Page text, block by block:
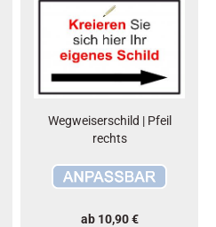
Wegweiserschild | Pfeil
rechts
ab 10,90 €